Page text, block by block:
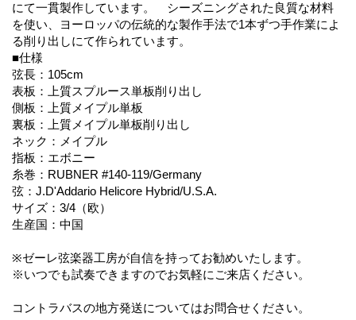
にて一貫製作しています。 シーズニングされた良質な材料
を使い、ヨーロッパの伝統的な製作手法で1本ずつ手作業によ
る削り出しにて作られています。
■仕様
弦長：105cm
表板：上質スプルース単板削り出し
側板：上質メイプル単板
裏板：上質メイプル単板削り出し
ネック：メイプル
指板：エボニー
糸巻：RUBNER #140-119/Germany
弦：J.D'Addario Helicore Hybrid/U.S.A.
サイズ：3/4（欧）
生産国：中国
※ゼーレ弦楽器工房が自信を持ってお勧めいたします。
※いつでも試奏できますのでお気軽にご来店ください。
コントラバスの地方発送についてはお問合せください。